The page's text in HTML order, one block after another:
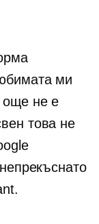
ми
още не е
това не